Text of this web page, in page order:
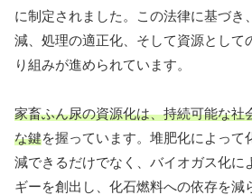
に制定されました。この法律に基づき
減、処理の適正化、そして資源として
り組みが進められています。
家畜ふん尿の資源化は、持続可能な社
な鍵を握っています。堆肥化によって
減できるだけでなく、バイオガス化に
ギーを創出し、化石燃料への依存を減